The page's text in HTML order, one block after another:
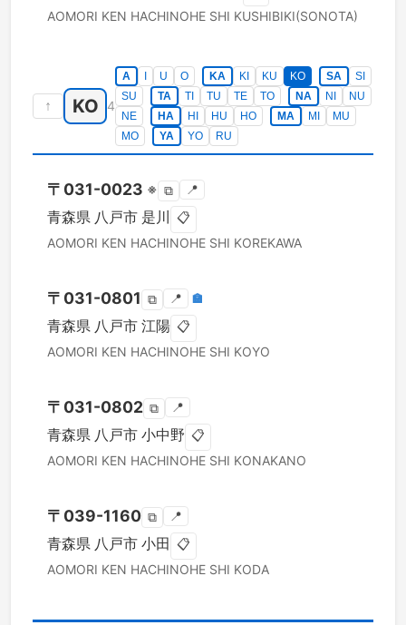
AOMORI KEN HACHINOHE SHI KUSHIBIKI(SONOTA)
↑ KO 4
A U O KA KI KU KO SA
SI
SU
TA TI TU TE TO NA NI
NU
NE
HA HI HU HO MA MI
MU
MO
YA YO RU
〒 031-0023 ※ ⧉ 📍
青森県 八戸市 是川 📋
AOMORI KEN HACHINOHE SHI KOREKAWA
〒 031-0801 ⧉ 📍 🏣
青森県 八戸市 江陽 📋
AOMORI KEN HACHINOHE SHI KOYO
〒 031-0802 ⧉ 📍
青森県 八戸市 小中野 📋
AOMORI KEN HACHINOHE SHI KONAKANO
〒 039-1160 ⧉ 📍
青森県 八戸市 小田 📋
AOMORI KEN HACHINOHE SHI KODA